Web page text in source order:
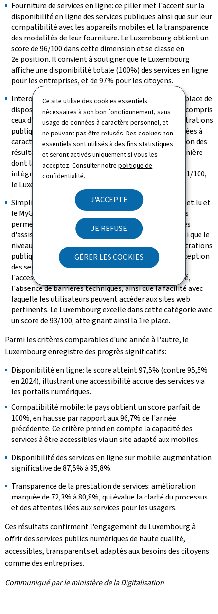
Ce site utilise des cookies essentiels
nécessaires à son bon fonctionnement, sans
usage de données à caractère personnel, et
ne pouvant pas être refusés. Des cookies non
essentiels sont utilisés à des fins statistiques
et seront activés uniquement si vous les
acceptez. Consulter notrepolitique de
confidentialité.
J'ACCEPTE
JE REFUSE
GÉRER LES COOKIES
Fourniture de services en ligne: ce pilier met l'accent sur la
disponibilité en ligne des services publiques ainsi que sur leur
compatibilité avec les appareils mobiles et la transparence
des modalités de leur fourniture. Le Luxembourg obtient un
score de 96/100 dans cette dimension et se classe en
2e position. Il convient à souligner que le Luxembourg
affiche une disponibilité totale (100%) des services en ligne
pour les entreprises, et de 97% pour les citoyens.
Interopérabilité: le 2e pilier vise à évaluer la mise en place de
dispositifs d'authentification pour les utilisateurs, y compris
ceux d'autres pays, la clarté avec laquelle les administrations
publiques communiquent sur le traitement des données à
caractère personnel, ainsi que le degré de numérisation des
résultats des services proposés. Il s'intéresse à la manière
dont la confiance numérique et la transparence sont
intégrées dans les services publics. Avec un score de 81/100,
le Luxembourg y occupe la 6e position.
Simplicité d'utilisation des portails (tels que le Guichet.lu et
le MyGuichet.lu): ce pilier vise à fournir des indicateurs
permettant d'évaluer la disponibilité des mécanismes
d'assistance et de retour d'information en ligne, ainsi que le
niveau de transparence dont font preuve les administrations
publiques dans l'élaboration des politiques et la conception
des services numériques. Il examine également
l'accessibilité universelle de ces services, leur sécurité,
l'absence de barrières techniques, ainsi que la facilité avec
laquelle les utilisateurs peuvent accéder aux sites web
pertinents. Le Luxembourg excelle dans cette catégorie avec
un score de 93/100, atteignant ainsi la 1re place.
Parmi les critères comparables d'une année à l'autre, le
Luxembourg enregistre des progrès significatifs:
Disponibilité en ligne: le score atteint 97,5% (contre 95,5%
en 2024), illustrant une accessibilité accrue des services via
les portails numériques.
Compatibilité mobile: le pays obtient un score parfait de
100%, en hausse par rapport aux 96,7% de l'année
précédente. Ce critère prend en compte la capacité des
services à être accessibles via un site adapté aux mobiles.
Disponibilité des services en ligne sur mobile: augmentation
significative de 87,5% à 95,8%.
Transparence de la prestation de services: amélioration
marquée de 72,3% à 80,8%, qui évalue la clarté du processus
et des attentes liées aux services pour les usagers.
Ces résultats confirment l'engagement du Luxembourg à
offrir des services publics numériques de haute qualité,
accessibles, transparents et adaptés aux besoins des citoyens
comme des entreprises.
Communiqué par le ministère de la Digitalisation